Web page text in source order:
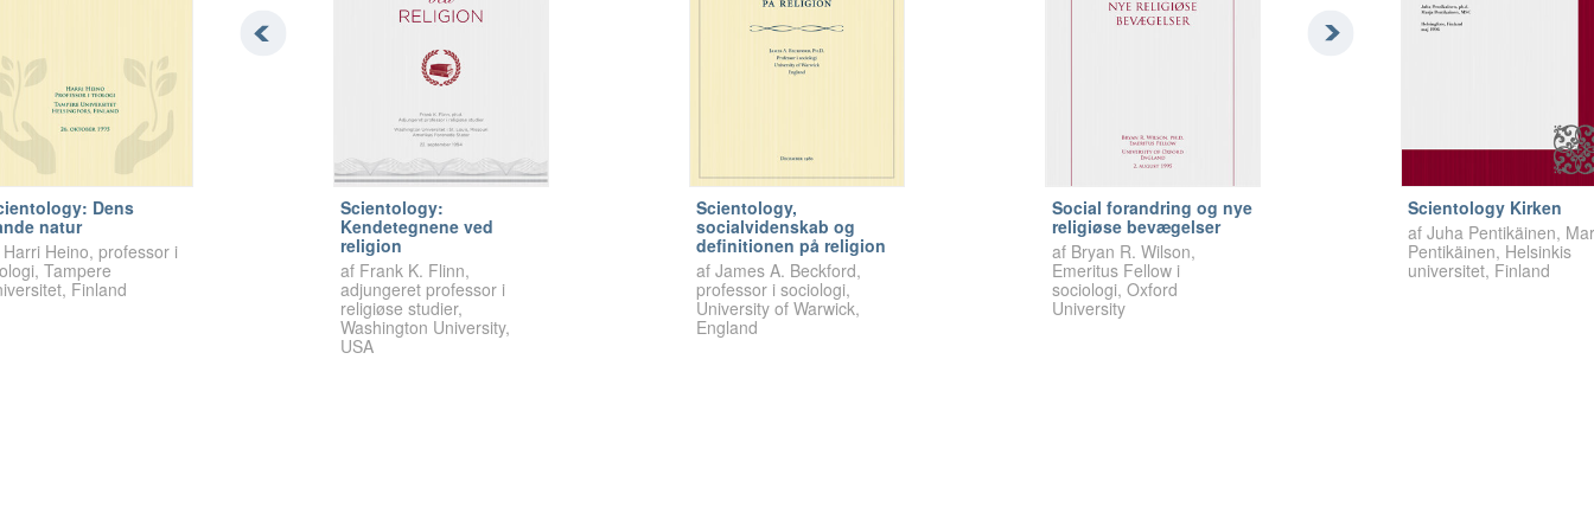
Dens
natur
Heino, professor i
Tampere
Finland
Scientology:
Kendetegnene ved
religion
af Frank K. Flinn,
adjungeret professor i
religiøse studier,
Washington University,
USA
Scientology,
socialvidenskab og
definitionen på religion
af James A. Beckford,
professor i sociologi,
University of Warwick,
England
Social forandring og nye
religiøse bevægelser
af Bryan R. Wilson,
Emeritus Fellow i
sociologi, Oxford
University
Scientology Kirken
af Juha Pentikäinen,
Pentikäinen, Helsinkis
universitet, Finland